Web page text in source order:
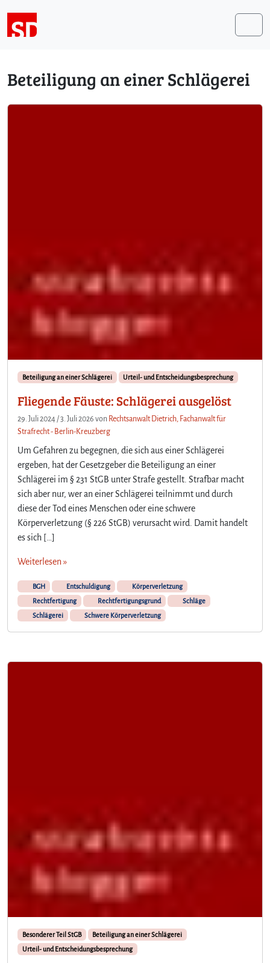
Beteiligung an einer Schlägerei
Beteiligung an einer Schlägerei Urteil- und Entscheidungsbesprechung
Fliegende Fäuste: Schlägerei ausgelöst
29. Juli 2024 /3. Juli 2026 von Rechtsanwalt Dietrich, Fachanwalt für
Strafrecht - Berlin-Kreuzberg
Um Gefahren zu begegnen, die sich aus einer Schlägerei
ergeben, hat der Gesetzgeber die Beteiligung an einer
Schlägerei im § 231 StGB unter Strafe gestellt. Strafbar macht
sich aber nur, wer an einer Schlägerei teilnimmt und durch
diese der Tod eines Menschen oder eine schwere
Körperverletzung (§ 226 StGB) verursacht wird. Damit handelt
es sich […]
Weiterlesen »
BGH Entschuldigung
Körperverletzung
Rechtfertigung
Rechtfertigungsgrund
Schläge
Schlägerei
Schwere Körperverletzung
Besonderer Teil StGB
Beteiligung an einer Schlägerei
Urteil- und Entscheidungsbesprechung